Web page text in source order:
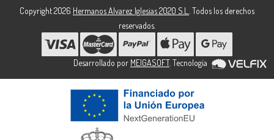
Copyright 2026 Hermanos Alvarez Iglesias 2020 S.L.
. Todos los derechos
reservados.
Desarrollado por MEIGASOFT. Tecnología